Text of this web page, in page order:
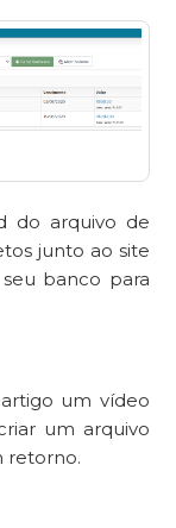
do arquivo de
junto ao site
banco para
um vídeo
um arquivo
retorno.